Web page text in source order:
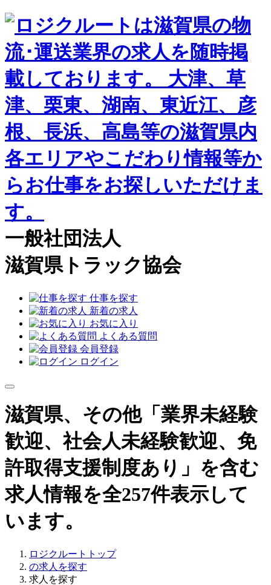
一般社団法人
滋賀県トラック協会
仕事を探す
新着の求人
お気に入り
よくある質問
会員登録
ログイン
滋賀県、その他「業界未経験
歓迎、社会人未経験歓迎、免
許取得支援制度あり」を含む
求人情報を全257件表示して
います。
ロジクルートトップ
の求人を探す
求人を探す